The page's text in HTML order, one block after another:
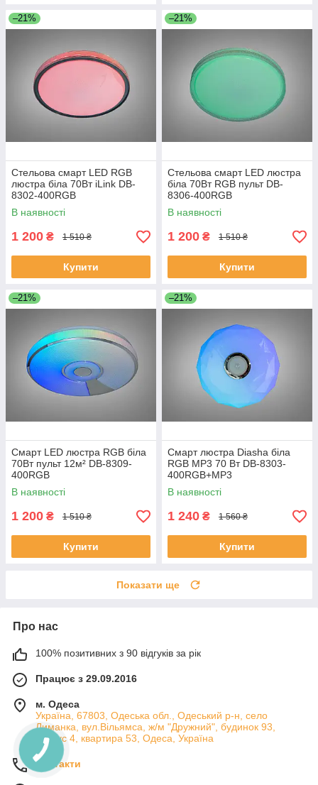
–21%
Стельова смарт LED RGB
люстра біла 70Вт iLink DB-
8302-400RGB
В наявності
1 200 ₴ 1 510 ₴
Купити
–21%
Стельова смарт LED люстра
біла 70Вт RGB пульт DB-
8306-400RGB
В наявності
1 200 ₴ 1 510 ₴
Купити
–21%
Смарт LED люстра RGB біла
70Вт пульт 12м² DB-8309-
400RGB
В наявності
1 200 ₴ 1 510 ₴
Купити
–21%
Смарт люстра Diasha біла
RGB MP3 70 Вт DB-8303-
400RGB+MP3
В наявності
1 240 ₴ 1 560 ₴
Купити
Показати ще
Про нас
100% позитивних з 90 відгуків за рік
Працює з 29.09.2016
м. Одеса
Україна, 67803, Одеська обл., Одеський р-н, село
Лиманка, вул.Вільямса, ж/м "Дружний", будинок 93,
корпус 4, квартира 53, Одеса, Україна
Контакти